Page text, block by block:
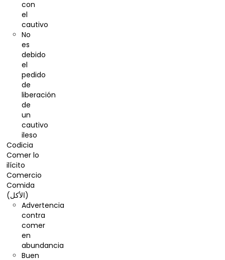
con
el
cautivo
No
es
debido
el
pedido
de
liberación
de
un
cautivo
ileso
Codicia
Comer lo
ilícito
Comercio
Comida
(الأكل)
Advertencia
contra
comer
en
abundancia
Buen